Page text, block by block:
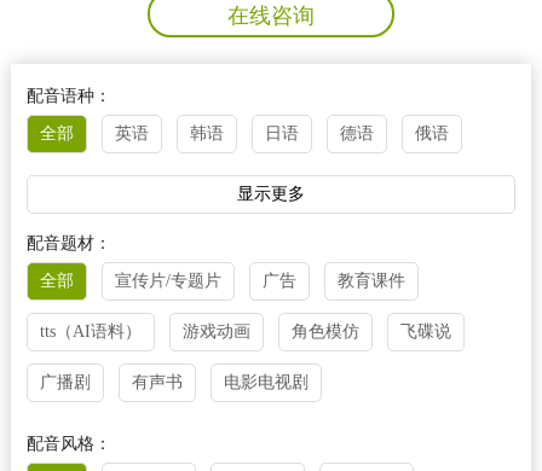
在线咨询
配音语种：
全部 英语 韩语 日语 德语 俄语
阿拉伯语
菲律宾语
克罗地亚语 立陶宛语 老挝语 马来西亚语
缅甸语 尼泊尔语 挪威语 葡萄牙语 瑞典语
塞尔维亚语 斯诺维尼亚语
西班牙语
显示更多
配音题材：
全部 宣传片/专题片 广告 教育课件
tts（AI语料） 游戏动画 角色模仿 飞碟说
广播剧 有声书 电影电视剧
配音风格：